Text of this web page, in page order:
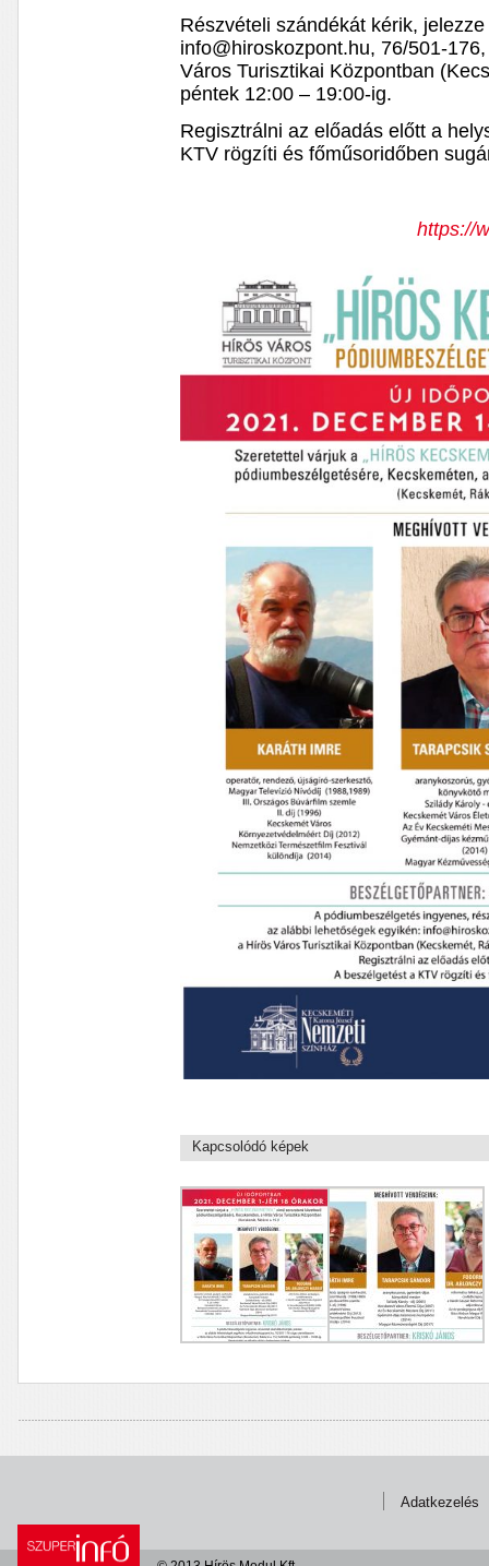
Részvételi szándékát kérik,
info@hiroskozpont.hu, 76/501-
Város Turisztikai Központban
péntek 12:00 – 19:00-ig.
Regisztrálni az előadás előtt a
KTV rögzíti és főműsoridőben
https://
Kapcsolódó képek
Adatkezelés